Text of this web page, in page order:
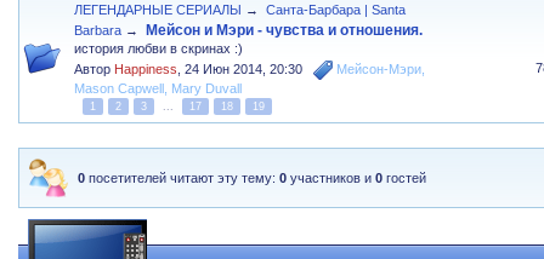
ЛЕГЕНДАРНЫЕ СЕРИАЛЫ →
Санта-Барбара | Santa
Barbara → Мейсон и Мэри - чувства и отношения.
история любви в скринах :)
Автор Happiness ,24 Июн 2014, 20:30 Мейсон-Мэри
Mason Capwell Mary Duvall
1 2 3 17 18 19
0 посетителей читают эту тему:0 участников и0 гостей